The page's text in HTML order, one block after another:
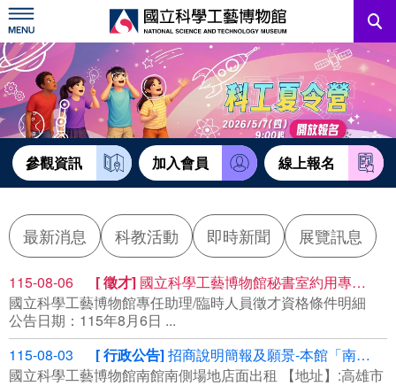
跳
到
主
要
內
容
訊息公告
參觀資訊
教育資源
網站服務
關於我們
English
參觀資訊 加入會員 線上報名
最新消息 科教活動 即時新聞 展覽訊息
115-08-06 徵才 國立科學工藝博物館秘書室約用專任助理
國立科學工藝博物館專任助理/臨時人員徵才資格條件明細
公告日期：115年8月6日 ...
115-08-03
行政公告 招商說明簡報及願景-本館「南館南側場地標租租賃」案(案號R115058)
國立科學工藝博物館南館南側場地店面出租 【地址】:高雄市